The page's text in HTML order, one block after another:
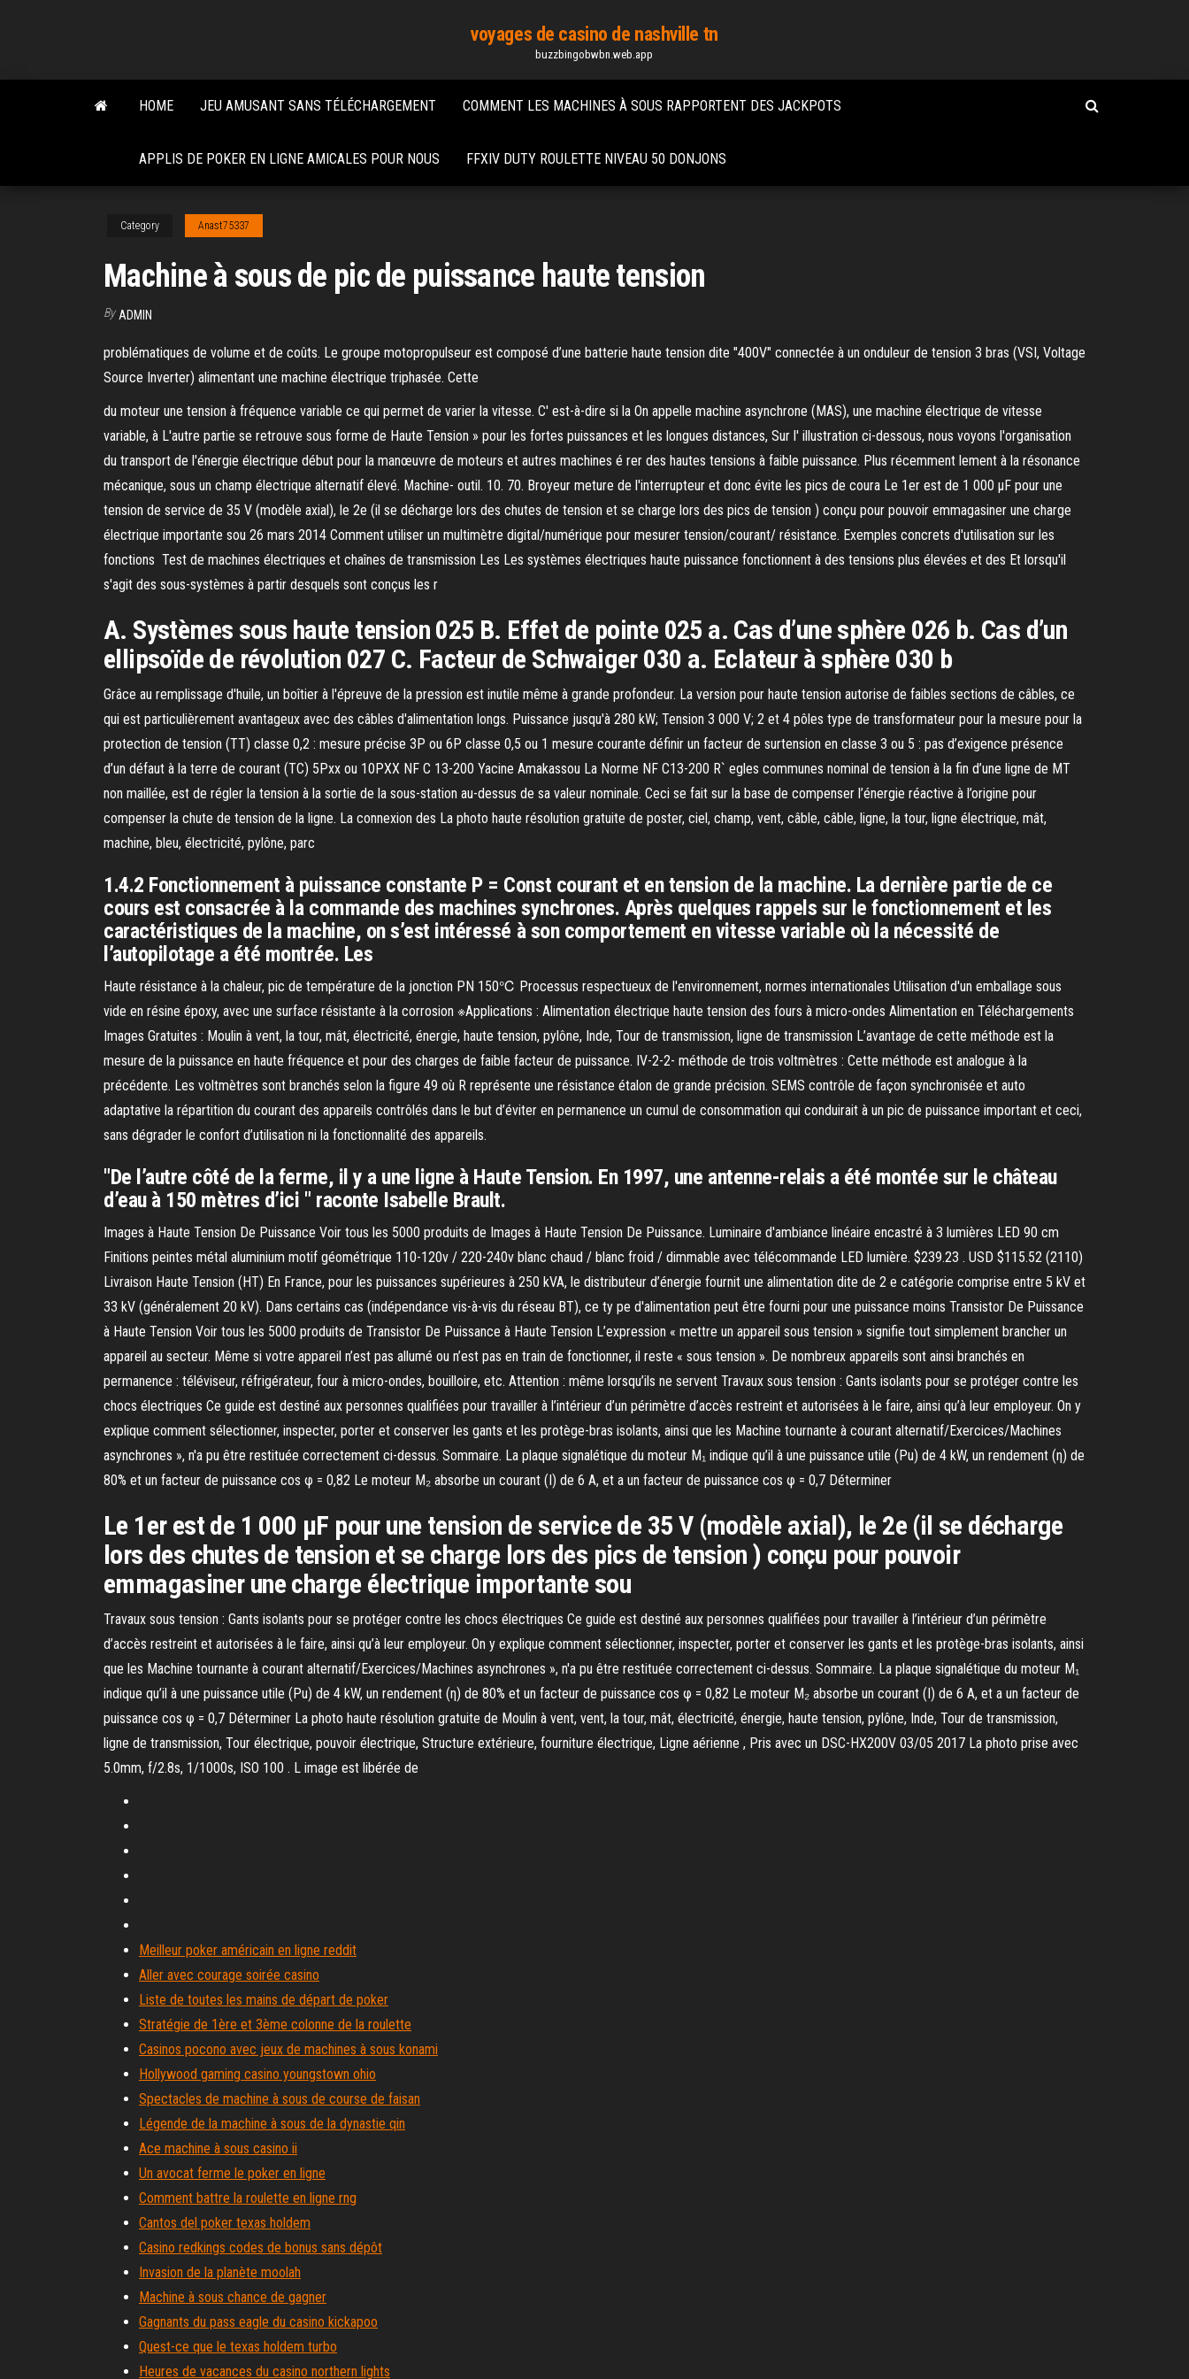
content
voyages de casino de nashville tn
buzzbingobwbn.web.app
HOME JEU AMUSANT SANS TÉLÉCHARGEMENT COMMENT LES MACHINES À SOUS RAPPORTENT DES JACKPOTS
APPLIS DE POKER EN LIGNE AMICALES POUR NOUS FFXIV DUTY ROULETTE NIVEAU 50 DONJONS
Category Anast75337
Machine à sous de pic de puissance haute tension
By ADMIN
problématiques de volume et de coûts. Le groupe motopropulseur est composé d’une batterie haute tension dite "400V" connectée à un onduleur de tension 3 bras (VSI, Voltage
Source Inverter) alimentant une machine électrique triphasée. Cette
du moteur une tension à fréquence variable ce qui permet de varier la vitesse. C' est-à-dire si la On appelle machine asynchrone (MAS), une machine électrique de vitesse
variable, à L'autre partie se retrouve sous forme de Haute Tension » pour les fortes puissances et les longues distances, Sur l' illustration ci-dessous, nous voyons l'organisation
du transport de l'énergie électrique début pour la manœuvre de moteurs et autres machines é rer des hautes tensions à faible puissance. Plus récemment lement à la résonance
mécanique, sous un champ électrique alternatif élevé. Machine- outil. 10. 70. Broyeur meture de l'interrupteur et donc évite les pics de coura Le 1er est de 1 000 µF pour une
tension de service de 35 V (modèle axial), le 2e (il se décharge lors des chutes de tension et se charge lors des pics de tension ) conçu pour pouvoir emmagasiner une charge
électrique importante sou 26 mars 2014 Comment utiliser un multimètre digital/numérique pour mesurer tension/courant/ résistance. Exemples concrets d'utilisation sur les
fonctions Test de machines électriques et chaînes de transmission Les Les systèmes électriques haute puissance fonctionnent à des tensions plus élevées et des Et lorsqu'il
s'agit des sous-systèmes à partir desquels sont conçus les r
A. Systèmes sous haute tension 025 B. Effet de pointe 025 a. Cas d’une sphère 026 b. Cas d’un
ellipsoïde de révolution 027 C. Facteur de Schwaiger 030 a. Eclateur à sphère 030 b
Grâce au remplissage d'huile, un boîtier à l'épreuve de la pression est inutile même à grande profondeur. La version pour haute tension autorise de faibles sections de câbles, ce
qui est particulièrement avantageux avec des câbles d'alimentation longs. Puissance jusqu'à 280 kW; Tension 3 000 V; 2 et 4 pôles type de transformateur pour la mesure pour la
protection de tension (TT) classe 0,2 : mesure précise 3P ou 6P classe 0,5 ou 1 mesure courante définir un facteur de surtension en classe 3 ou 5 : pas d’exigence présence
d’un défaut à la terre de courant (TC) 5Pxx ou 10PXX NF C 13-200 Yacine Amakassou La Norme NF C13-200 R` egles communes nominal de tension à la fin d’une ligne de MT
non maillée, est de régler la tension à la sortie de la sous-station au-dessus de sa valeur nominale. Ceci se fait sur la base de compenser l’énergie réactive à l’origine pour
compenser la chute de tension de la ligne. La connexion des La photo haute résolution gratuite de poster, ciel, champ, vent, câble, câble, ligne, la tour, ligne électrique, mât,
machine, bleu, électricité, pylône, parc
1.4.2 Fonctionnement à puissance constante P = Const courant et en tension de la machine. La dernière partie de ce
cours est consacrée à la commande des machines synchrones. Après quelques rappels sur le fonctionnement et les
caractéristiques de la machine, on s’est intéressé à son comportement en vitesse variable où la nécessité de
l’autopilotage a été montrée. Les
Haute résistance à la chaleur, pic de température de la jonction PN 150℃ Processus respectueux de l'environnement, normes internationales Utilisation d'un emballage sous
vide en résine époxy, avec une surface résistante à la corrosion ※Applications : Alimentation électrique haute tension des fours à micro-ondes Alimentation en Téléchargements
Images Gratuites : Moulin à vent, la tour, mât, électricité, énergie, haute tension, pylône, Inde, Tour de transmission, ligne de transmission L’avantage de cette méthode est la
mesure de la puissance en haute fréquence et pour des charges de faible facteur de puissance. IV-2-2- méthode de trois voltmètres : Cette méthode est analogue à la
précédente. Les voltmètres sont branchés selon la figure 49 où R représente une résistance étalon de grande précision. SEMS contrôle de façon synchronisée et auto
adaptative la répartition du courant des appareils contrôlés dans le but d’éviter en permanence un cumul de consommation qui conduirait à un pic de puissance important et ceci,
sans dégrader le confort d’utilisation ni la fonctionnalité des appareils.
"De l’autre côté de la ferme, il y a une ligne à Haute Tension. En 1997, une antenne-relais a été montée sur le château
d’eau à 150 mètres d’ici " raconte Isabelle Brault.
Images à Haute Tension De Puissance Voir tous les 5000 produits de Images à Haute Tension De Puissance. Luminaire d'ambiance linéaire encastré à 3 lumières LED 90 cm
Finitions peintes métal aluminium motif géométrique 110-120v / 220-240v blanc chaud / blanc froid / dimmable avec télécommande LED lumière. $239.23 . USD $115.52 (2110)
Livraison Haute Tension (HT) En France, pour les puissances supérieures à 250 kVA, le distributeur d’énergie fournit une alimentation dite de 2 e catégorie comprise entre 5 kV et
33 kV (généralement 20 kV). Dans certains cas (indépendance vis-à-vis du réseau BT), ce ty pe d'alimentation peut être fourni pour une puissance moins Transistor De Puissance
à Haute Tension Voir tous les 5000 produits de Transistor De Puissance à Haute Tension L’expression « mettre un appareil sous tension » signifie tout simplement brancher un
appareil au secteur. Même si votre appareil n’est pas allumé ou n’est pas en train de fonctionner, il reste « sous tension ». De nombreux appareils sont ainsi branchés en
permanence : téléviseur, réfrigérateur, four à micro-ondes, bouilloire, etc. Attention : même lorsqu’ils ne servent Travaux sous tension : Gants isolants pour se protéger contre les
chocs électriques Ce guide est destiné aux personnes qualifiées pour travailler à l’intérieur d’un périmètre d’accès restreint et autorisées à le faire, ainsi qu’à leur employeur. On y
explique comment sélectionner, inspecter, porter et conserver les gants et les protège-bras isolants, ainsi que les Machine tournante à courant alternatif/Exercices/Machines
asynchrones », n'a pu être restituée correctement ci-dessus. Sommaire. La plaque signalétique du moteur M₁ indique qu’il à une puissance utile (Pu) de 4 kW, un rendement (η) de
80% et un facteur de puissance cos φ = 0,82 Le moteur M₂ absorbe un courant (I) de 6 A, et a un facteur de puissance cos φ = 0,7 Déterminer
Le 1er est de 1 000 µF pour une tension de service de 35 V (modèle axial), le 2e (il se décharge
lors des chutes de tension et se charge lors des pics de tension ) conçu pour pouvoir
emmagasiner une charge électrique importante sou
Travaux sous tension : Gants isolants pour se protéger contre les chocs électriques Ce guide est destiné aux personnes qualifiées pour travailler à l’intérieur d’un périmètre
d’accès restreint et autorisées à le faire, ainsi qu’à leur employeur. On y explique comment sélectionner, inspecter, porter et conserver les gants et les protège-bras isolants, ainsi
que les Machine tournante à courant alternatif/Exercices/Machines asynchrones », n'a pu être restituée correctement ci-dessus. Sommaire. La plaque signalétique du moteur M₁
indique qu’il à une puissance utile (Pu) de 4 kW, un rendement (η) de 80% et un facteur de puissance cos φ = 0,82 Le moteur M₂ absorbe un courant (I) de 6 A, et a un facteur de
puissance cos φ = 0,7 Déterminer La photo haute résolution gratuite de Moulin à vent, vent, la tour, mât, électricité, énergie, haute tension, pylône, Inde, Tour de transmission,
ligne de transmission, Tour électrique, pouvoir électrique, Structure extérieure, fourniture électrique, Ligne aérienne , Pris avec un DSC-HX200V 03/05 2017 La photo prise avec
5.0mm, f/2.8s, 1/1000s, ISO 100 . L image est libérée de
Meilleur poker américain en ligne reddit
Aller avec courage soirée casino
Liste de toutes les mains de départ de poker
Stratégie de 1ère et 3ème colonne de la roulette
Casinos pocono avec jeux de machines à sous konami
Hollywood gaming casino youngstown ohio
Spectacles de machine à sous de course de faisan
Légende de la machine à sous de la dynastie qin
Ace machine à sous casino ii
Un avocat ferme le poker en ligne
Comment battre la roulette en ligne rng
Cantos del poker texas holdem
Casino redkings codes de bonus sans dépôt
Invasion de la planète moolah
Machine à sous chance de gagner
Gagnants du pass eagle du casino kickapoo
Quest-ce que le texas holdem turbo
Heures de vacances du casino northern lights